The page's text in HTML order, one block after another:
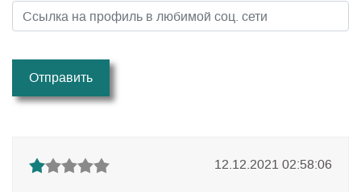
Отправить
12.12.2021 02:58:06